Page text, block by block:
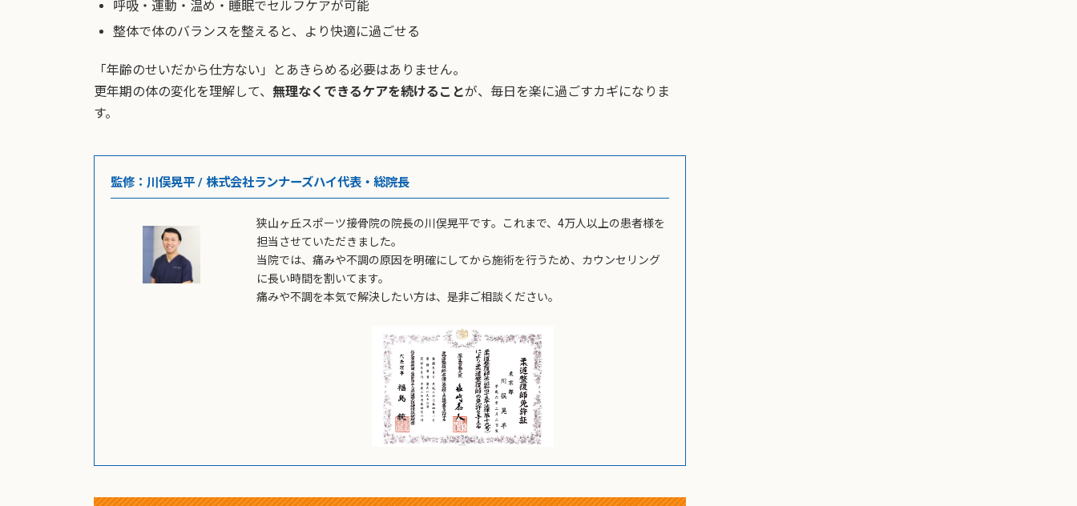
呼吸・運動・温め・睡眠でセルフケアが可能
整体で体のバランスを整えると、より快適に過ごせる
「年齢のせいだから仕方ない」とあきらめる必要はありません。
更年期の体の変化を理解して、 無理なくできるケアを続けることが、毎日を楽に過ごすカギになりま
す。
監修：川俣晃平 / 株式会社ランナーズハイ代表・総院長
狭山ヶ丘スポーツ接骨院の院長の川俣晃平です。これまで、4万人以上の患者様を
担当させていただきました。
当院では、痛みや不調の原因を明確にしてから施術を行うため、カウンセリング
に長い時間を割いてます。
痛みや不調を本気で解決したい方は、是非ご相談ください。